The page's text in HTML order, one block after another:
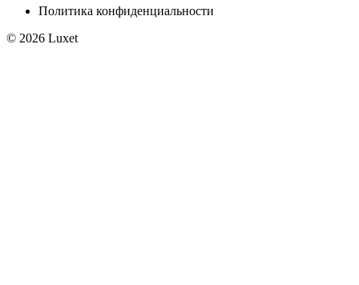
Политика конфиденциальности
© 2026 Luxet